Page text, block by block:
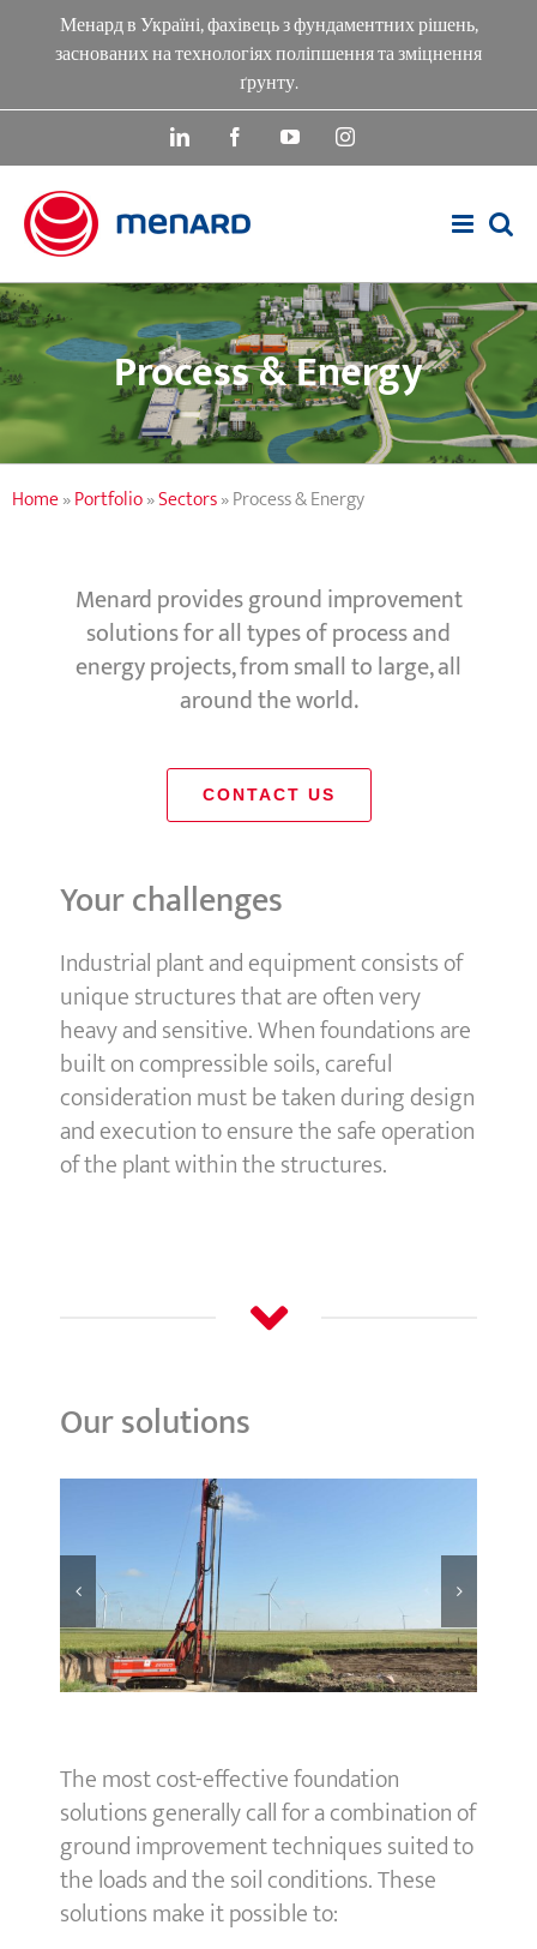
Менард в Україні, фахівець з фундаментних рішень,
заснованих на технологіях поліпшення та зміцнення
ґрунту.
LinkedIn FacebookYouTubeInstagram
Process & Energy
Home»Portfolio»Sectors»Process & Energy
Menard provides ground improvement
solutions for all types of process and
energy projects, from small to large, all
around the world.
CONTACT US
Your challenges
Industrial plant and equipment consists of
unique structures that are often very
heavy and sensitive. When foundations are
built on compressible soils, careful
consideration must be taken during design
and execution to ensure the safe operation
of the plant within the structures.
Our solutions
The most cost-effective foundation
solutions generally call for a combination of
ground improvement techniques suited to
the loads and the soil conditions. These
solutions make it possible to: